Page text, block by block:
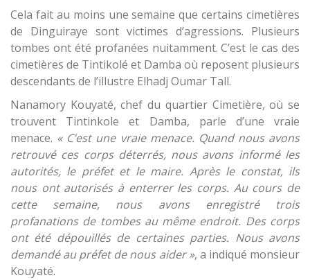
Cela fait au moins une semaine que certains cimetières
de Dinguiraye sont victimes d’agressions. Plusieurs
tombes ont été profanées nuitamment. C’est le cas des
cimetières de Tintikolé et Damba où reposent plusieurs
descendants de l’illustre Elhadj Oumar Tall.
Nanamory Kouyaté, chef du quartier Cimetière, où se
trouvent Tintinkole et Damba, parle d’une vraie
menace. « C’est une vraie menace. Quand nous avons
retrouvé ces corps déterrés, nous avons informé les
autorités, le préfet et le maire. Après le constat, ils
nous ont autorisés à enterrer les corps. Au cours de
cette semaine, nous avons enregistré trois
profanations de tombes au même endroit. Des corps
ont été dépouillés de certaines parties. Nous avons
demandé au préfet de nous aider », a indiqué monsieur
Kouyaté.